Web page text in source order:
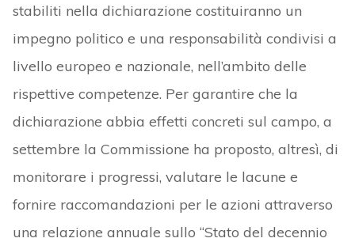
stabiliti nella dichiarazione costituiranno un
impegno politico e una responsabilità condivisi a
livello europeo e nazionale, nell’ambito delle
rispettive competenze. Per garantire che la
dichiarazione abbia effetti concreti sul campo, a
settembre la Commissione ha proposto, altresì, di
monitorare i progressi, valutare le lacune e
fornire raccomandazioni per le azioni attraverso
una relazione annuale sullo “Stato del decennio